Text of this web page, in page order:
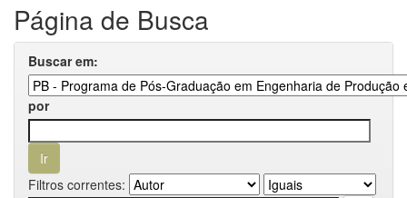
Página de Busca
Buscar em:
por
Filtros correntes: